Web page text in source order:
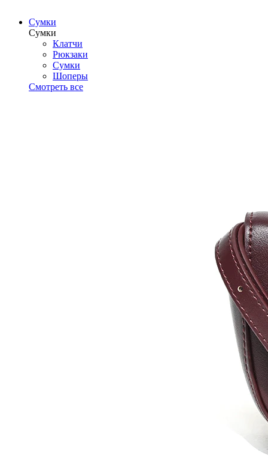
Сумки
Сумки
Клатчи
Рюкзаки
Сумки
Шоперы
Смотреть все